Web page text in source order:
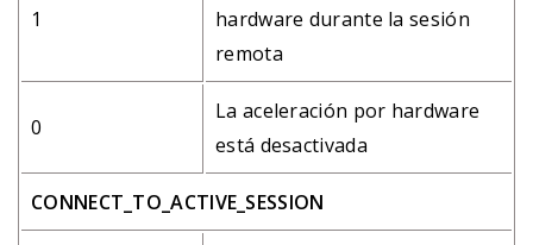
1
hardware durante la sesión
remota
0
La aceleración por hardware
está desactivada
CONNECT_TO_ACTIVE_SESSION